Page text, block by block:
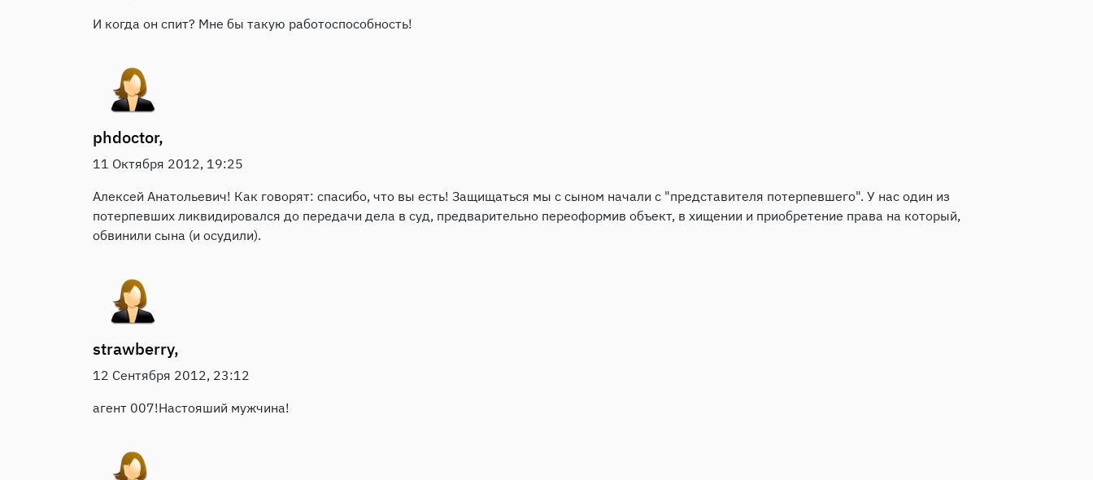
И когда он спит? Мне бы такую работоспособность!
phdoctor,
11 Октября 2012, 19:25
Алексей Анатольевич! Как говорят: спасибо, что вы есть! Защищаться мы с сыном начали с "представителя потерпевшего". У нас один из
потерпевших ликвидировался до передачи дела в суд, предварительно переоформив объект, в хищении и приобретение права на который,
обвинили сына (и осудили).
strawberry,
12 Сентября 2012, 23:12
агент 007!Настояший мужчина!